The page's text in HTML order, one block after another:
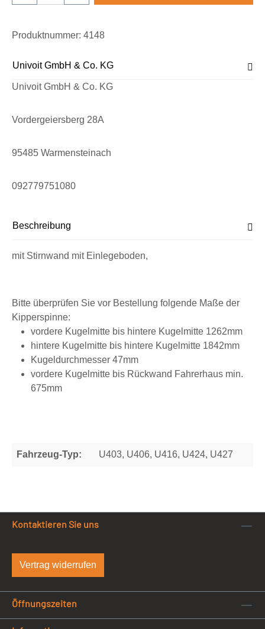
Produktnummer: 4148
Univoit GmbH & Co. KG
Univoit GmbH & Co. KG
Vordergeiersberg 28A
95485 Warmensteinach
092779751080
Beschreibung
mit Stirnwand mit Einlegeboden,
Bitte überprüfen Sie vor Bestellung folgende Maße der
Kipperspinne:
vordere Kugelmitte bis hintere Kugelmitte 1262mm
hintere Kugelmitte bis hintere Kugelmitte 1842mm
Kugeldurchmesser 47mm
vordere Kugelmitte bis Rückwand Fahrerhaus min.
675mm
Fahrzeug-Typ: U403, U406, U416, U424, U427
Kontaktieren Sie uns
Vertrag widerrufen
Öffnungszeiten